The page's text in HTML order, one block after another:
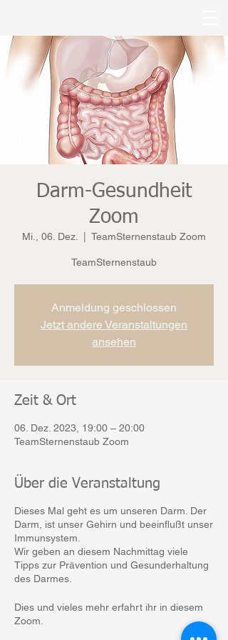
Darm-Gesundheit
Zoom
Mi., 06. Dez. TeamSternenstaub Zoom
TeamSternenstaub
Anmeldung geschlossen
Jetzt andere Veranstaltungen
ansehen
Zeit & Ort
06. Dez. 2023, 19:00 – 20:00
TeamSternenstaub Zoom
Über die Veranstaltung
Dieses Mal geht es um unseren Darm. Der
Darm, ist unser Gehirn und beeinflußt unser
Immunsystem.
Wir geben an diesem Nachmittag viele
Tipps zur Prävention und Gesunderhaltung
des Darmes.
Dies und vieles mehr erfahrt ihr in diesem
Zoom.